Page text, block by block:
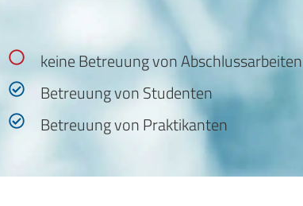
keine Betreuung von Abschlussarbeiten
Betreuung von Studenten
Betreuung von Praktikanten